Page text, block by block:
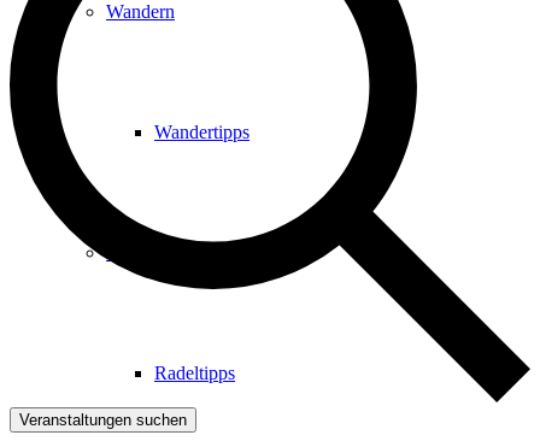
Wandern
Wandertipps
Radeltipps
Veranstaltungen suchen